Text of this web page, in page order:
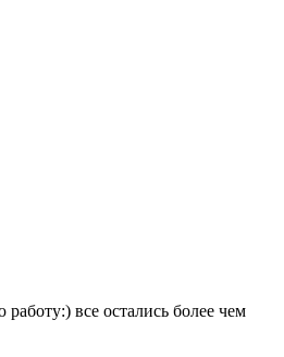
все остались более чем